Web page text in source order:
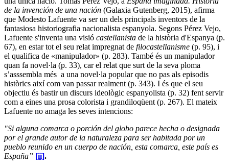
de la invención de una nación (Galaxia Gutenberg, 2015), afirma
que Modesto Lafuente va ser un dels principals inventors de la
fantasiosa historiografia nacionalista espanyola. Segons Pérez Vejo,
Lafuente s'inventa una visió castellanista de la història d'Espanya (p.
67), en estar tot el seu relat impregnat de filocastellanisme (p. 95), i
el qualifica de «manipulador» (p. 283). També és un manipulador
quan fa novel·la (p. 33), car el relat que surt de la seva ploma
s’asssembla més a una novel·la popular que no pas als episodis
històrics així com van passar realment (p. 343). I és que el seu
objectiu és bastir un discurs ideològic espanyolista (p. 32) fent servir
com a eines una prosa colorista i grandiloqüent (p. 267). El mateix
Lafuente no amaga les seves intencions:
"Si alguna comarca o porción del globo parece hecha o designada
por el grande autor de la naturaleza para ser habitada por un
pueblo reunido en un cuerpo de nación, esta comarca, este país es
España” [ii].